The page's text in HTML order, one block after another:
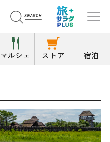
マルシェ ストア 宿泊